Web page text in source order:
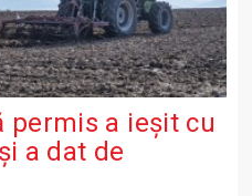
permis a ieșit cu
a dat de